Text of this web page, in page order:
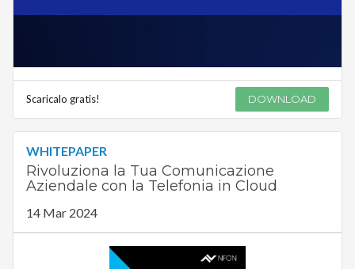
Scaricalo gratis! DOWNLOAD
WHITEPAPER
Rivoluziona la Tua Comunicazione
Aziendale con la Telefonia in Cloud
14 Mar 2024